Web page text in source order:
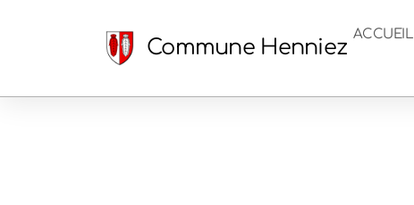
Commune Henniez
ACCUEIL